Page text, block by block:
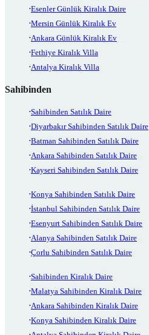
Esenler Günlük Kiralık Daire
Mersin Günlük Kiralık Ev
Ankara Günlük Kiralık Ev
Fethiye Kiralık Villa
Antalya Kiralık Villa
Sahibinden
Sahibinden Satılık Daire
Diyarbakır Sahibinden Satılık Daire
Batman Sahibinden Satılık Daire
Ankara Sahibinden Satılık Daire
Kayseri Sahibinden Satılık Daire
Konya Sahibinden Satılık Daire
İstanbul Sahibinden Satılık Daire
Esenyurt Sahibinden Satılık Daire
Alanya Sahibinden Satılık Daire
Çorlu Sahibinden Satılık Daire
Sahibinden Kiralık Daire
Malatya Sahibinden Kiralık Daire
Ankara Sahibinden Kiralık Daire
Konya Sahibinden Kiralık Daire